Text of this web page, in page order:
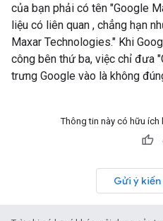
của bạn phải có tên "Google
liệu có liên quan , chẳng hạn
Maxar Technologies." Khi
công bên thứ ba, việc chỉ đưa
trưng Google vào là không
Thông tin này có hữu
Gửi ý kiến